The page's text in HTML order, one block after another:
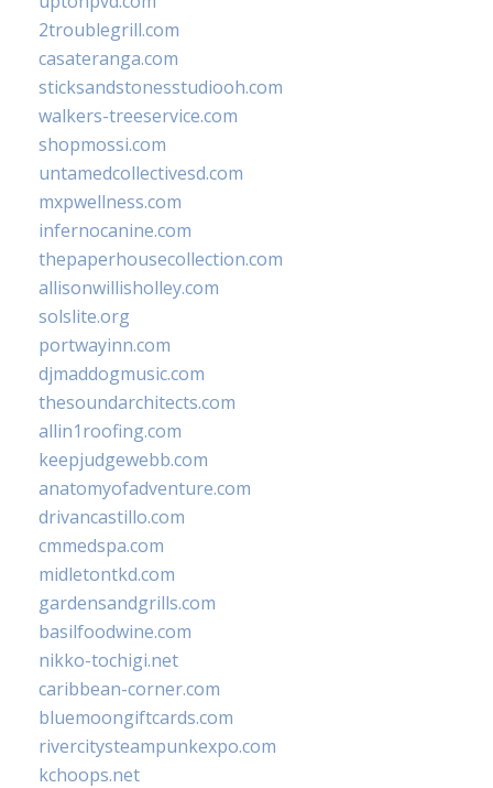
2troublegrill.com
casateranga.com
sticksandstonesstudiooh.com
walkers-treeservice.com
shopmossi.com
untamedcollectivesd.com
mxpwellness.com
infernocanine.com
thepaperhousecollection.com
allisonwillisholley.com
solslite.org
portwayinn.com
djmaddogmusic.com
thesoundarchitects.com
allin1roofing.com
keepjudgewebb.com
anatomyofadventure.com
drivancastillo.com
cmmedspa.com
midletontkd.com
gardensandgrills.com
basilfoodwine.com
nikko-tochigi.net
caribbean-corner.com
bluemoongiftcards.com
rivercitysteampunkexpo.com
kchoops.net